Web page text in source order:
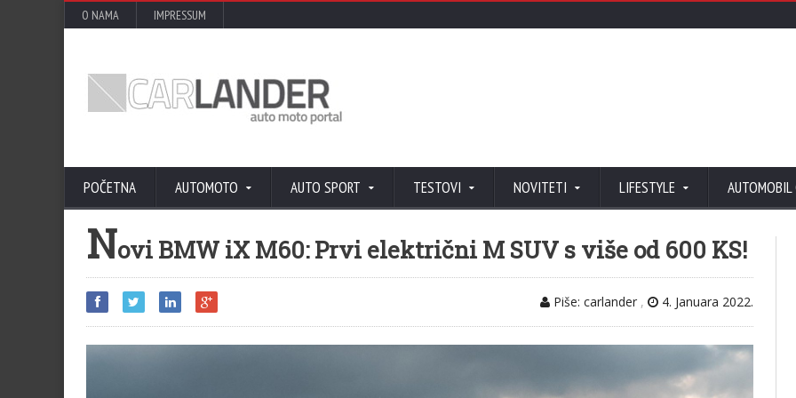
O NAMA IMPRESSUM
POČETNA AUTOMOTO AUTO SPORT TESTOVI NOVITETI LIFESTYLE AUTOMOBIL
Novi BMW iX M60: Prvi električni M SUV s više od 600 KS!
Piše: carlander , 4. Januara 2022.